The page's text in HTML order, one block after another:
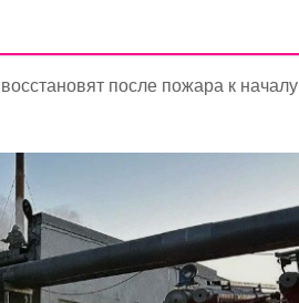
после пожара к началу